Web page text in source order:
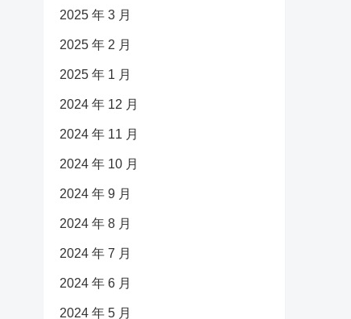
2025 年 3 月
2025 年 2 月
2025 年 1 月
2024 年 12 月
2024 年 11 月
2024 年 10 月
2024 年 9 月
2024 年 8 月
2024 年 7 月
2024 年 6 月
2024 年 5 月